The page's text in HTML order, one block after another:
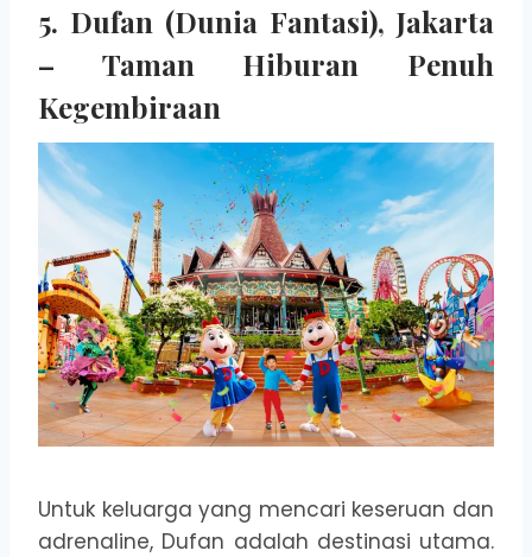
5. Dufan (Dunia Fantasi), Jakarta
– Taman Hiburan Penuh
Kegembiraan
Untuk keluarga yang mencari keseruan dan
adrenaline, Dufan adalah destinasi utama.